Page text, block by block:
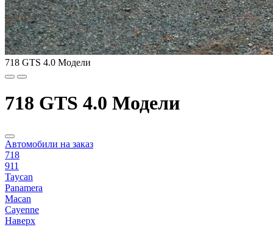
718 GTS 4.0 Модели
718 GTS 4.0 Модели
Автомобили на заказ
718
911
Taycan
Panamera
Macan
Cayenne
Наверх